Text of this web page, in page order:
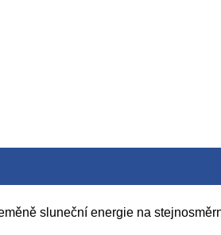
sluneční energie na